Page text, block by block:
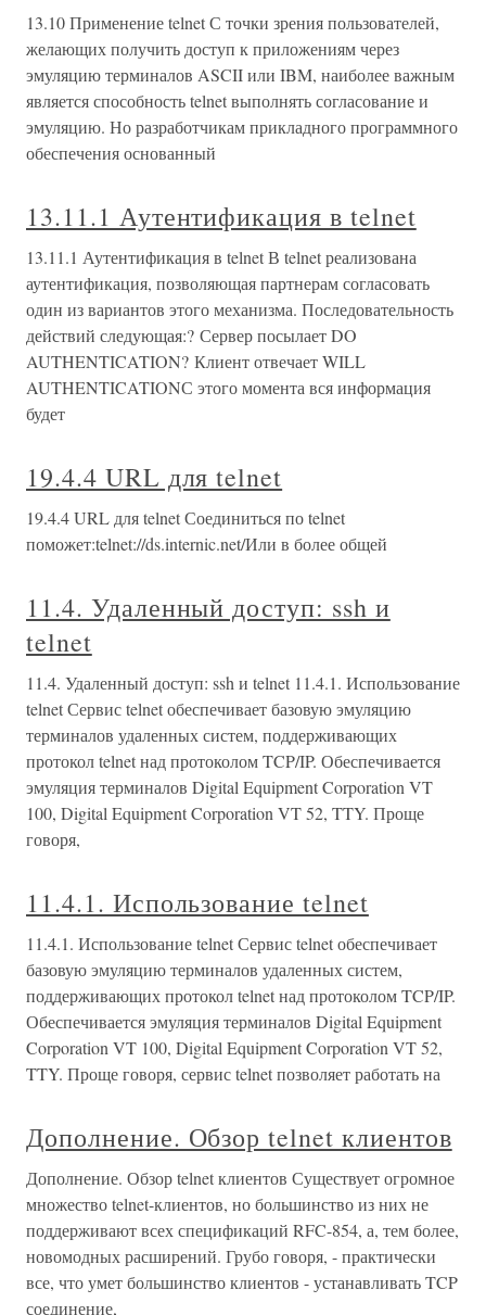
13.10 Применение telnet С точки зрения пользователей,
желающих получить доступ к приложениям через
эмуляцию терминалов ASCII или IBM, наиболее важным
является способность telnet выполнять согласование и
эмуляцию. Но разработчикам прикладного программного
обеспечения основанный
13.11.1 Аутентификация в telnet
13.11.1 Аутентификация в telnet В telnet реализована
аутентификация, позволяющая партнерам согласовать
один из вариантов этого механизма. Последовательность
действий следующая:? Сервер посылает DO
AUTHENTICATION? Клиент отвечает WILL
AUTHENTICATIONС этого момента вся информация
будет
19.4.4 URL для telnet
19.4.4 URL для telnet Соединиться по telnet
поможет:telnet://ds.internic.net/Или в более общей
11.4. Удаленный доступ: ssh и
telnet
11.4. Удаленный доступ: ssh и telnet 11.4.1. Использование
telnet Сервис telnet обеспечивает базовую эмуляцию
терминалов удаленных систем, поддерживающих
протокол telnet над протоколом TCP/IP. Обеспечивается
эмуляция терминалов Digital Equipment Corporation VT
100, Digital Equipment Corporation VT 52, TTY. Проще
говоря,
11.4.1. Использование telnet
11.4.1. Использование telnet Сервис telnet обеспечивает
базовую эмуляцию терминалов удаленных систем,
поддерживающих протокол telnet над протоколом TCP/IP.
Обеспечивается эмуляция терминалов Digital Equipment
Corporation VT 100, Digital Equipment Corporation VT 52,
TTY. Проще говоря, сервис telnet позволяет работать на
Дополнение. Обзор telnet клиентов
Дополнение. Обзор telnet клиентов Существует огромное
множество telnet-клиентов, но большинство из них не
поддерживают всех спецификаций RFC-854, а, тем более,
новомодных расширений. Грубо говоря, - практически
все, что умет большинство клиентов - устанавливать TCP
соединение,